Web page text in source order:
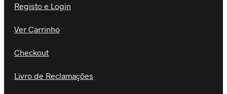
Registo e Login
Ver Carrinho
Checkout
Livro de Reclamações